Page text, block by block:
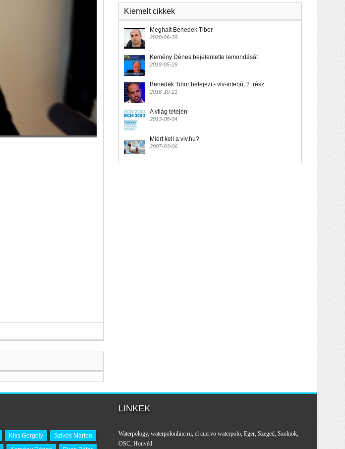
Kiemelt cikkek
Meghalt Benedek Tibor
2020-06-18
Kemény Dénes bejelentette lemondását
2018-05-29
Benedek Tibor befejezi - vlv-interjú, 2. rész
2016-10-21
A világ tetején
2013-08-04
Miért kell a vlv.hu?
2007-03-06
Kiss Gergely
Szivós Márton
LINKEK
Waterpology, waterpolonline.ru, el cuervo waterpolo, Eger, Szeged, Szolnok,
OSC, Honvéd